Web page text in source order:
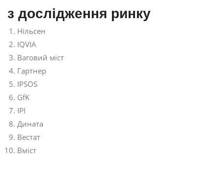
з дослідження ринку
Нільсен
IQVIA
Ваговий міст
Гартнер
IPSOS
GfK
ІРІ
Дината
Вестат
Вміст